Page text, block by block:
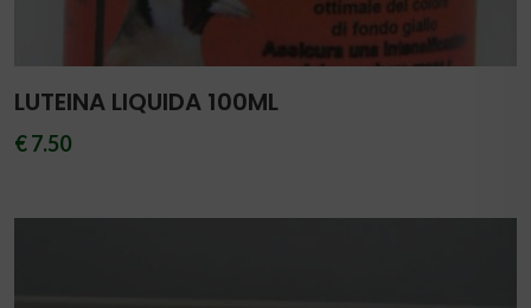
LUTEINA LIQUIDA 100ML
€ 7.50